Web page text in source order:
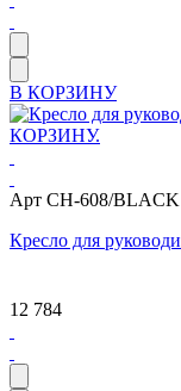
В КОРЗИНУ
Арт CH-608/BLACK
Кресло для
12 784